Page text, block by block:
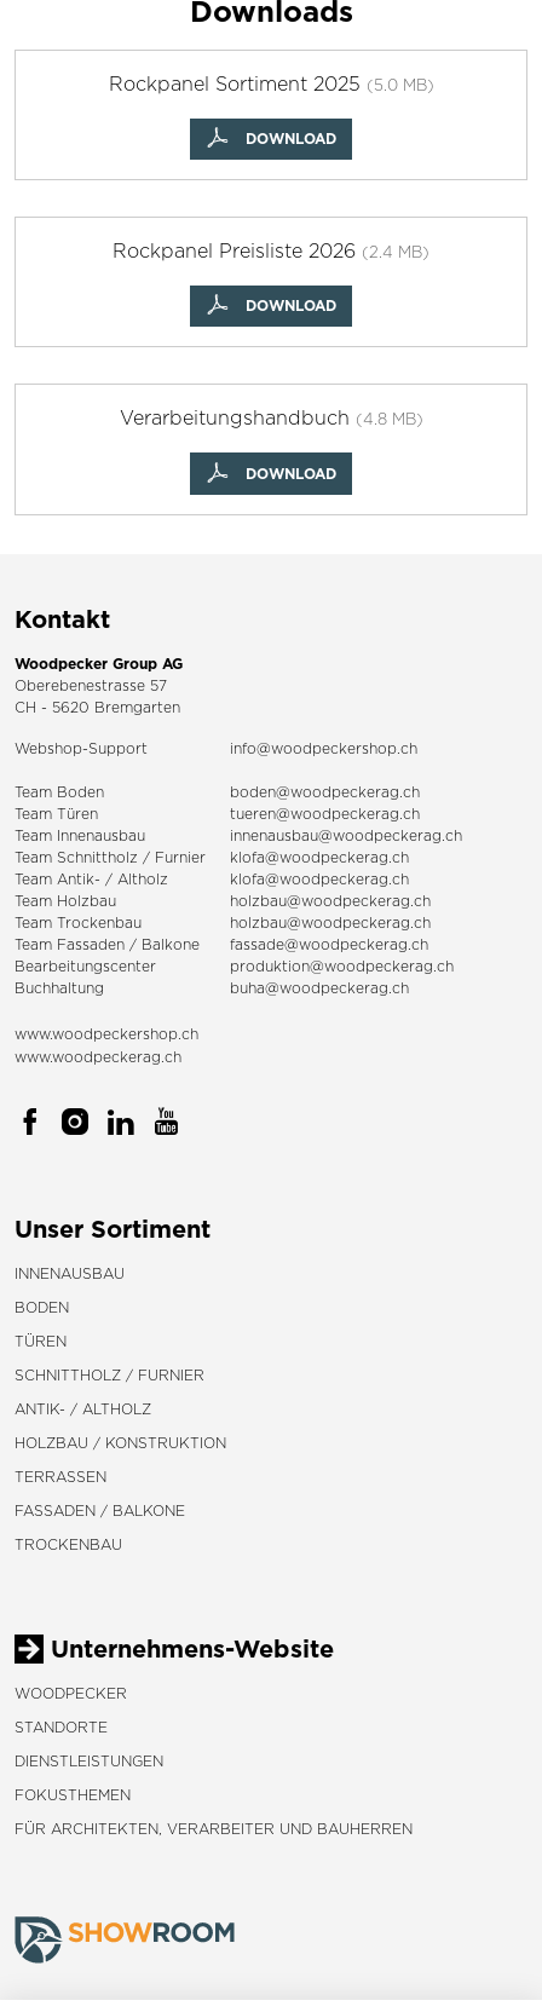
Downloads
Rockpanel Sortiment 2025 (5.0 MB)
DOWNLOAD
Rockpanel Preisliste 2026 (2.4 MB)
DOWNLOAD
Verarbeitungshandbuch (4.8 MB)
DOWNLOAD
Kontakt
Woodpecker Group AG
Oberebenestrasse 57
CH - 5620 Bremgarten
Webshop-Support info@woodpeckershop.ch
Team Boden
boden@woodpeckerag.ch
Team Türen
tueren@woodpeckerag.ch
Team Innenausbau
innenausbau@woodpeckerag.ch
Team Schnittholz / Furnier
klofa@woodpeckerag.ch
Team Antik- / Altholz
klofa@woodpeckerag.ch
Team Holzbau
holzbau@woodpeckerag.ch
Team Trockenbau
holzbau@woodpeckerag.ch
Team Fassaden / Balkone
fassade@woodpeckerag.ch
Bearbeitungscenter
produktion@woodpeckerag.ch
Buchhaltung
buha@woodpeckerag.ch
www.woodpeckershop.ch
www.woodpeckerag.ch
Unser Sortiment
INNENAUSBAU
BODEN
TÜREN
SCHNITTHOLZ / FURNIER
ANTIK- / ALTHOLZ
HOLZBAU / KONSTRUKTION
TERRASSEN
FASSADEN / BALKONE
TROCKENBAU
Unternehmens-Website
WOODPECKER
STANDORTE
DIENSTLEISTUNGEN
FOKUSTHEMEN
FÜR ARCHITEKTEN, VERARBEITER UND BAUHERREN